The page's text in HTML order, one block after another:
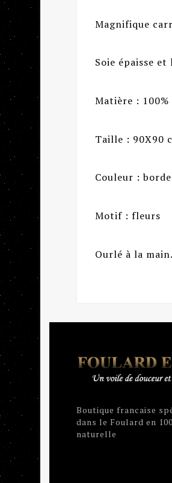
Magnifique
Soie épaisse
Matière : 100%
Taille : 90X90
Couleur :
Motif : fleurs
Ourlé à la main.
Boutique francaise
dans le Foulard en
naturelle